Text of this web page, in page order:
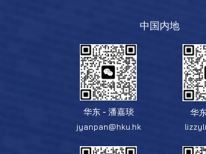
中国内地
华东 - 潘嘉琰
jyanpan@hku.hk
华